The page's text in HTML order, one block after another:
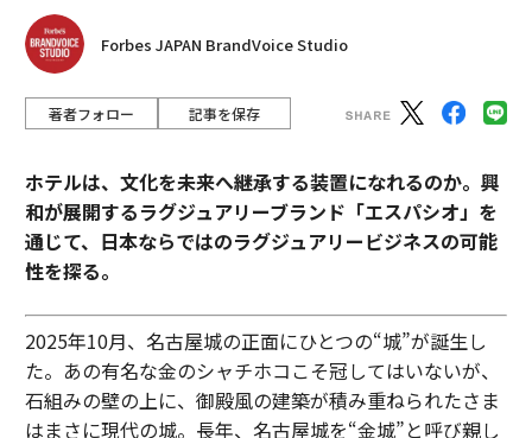
Forbes JAPAN BrandVoice Studio
著者フォロー 記事を保存
ホテルは、文化を未来へ継承する装置になれるのか。興
和が展開するラグジュアリーブランド「エスパシオ」を
通じて、日本ならではのラグジュアリービジネスの可能
性を探る。
2025年10月、名古屋城の正面にひとつの“城”が誕生し
た。あの有名な金のシャチホコこそ冠してはいないが、
石組みの壁の上に、御殿風の建築が積み重ねられたさま
はまさに現代の城。長年、名古屋城を“金城”と呼び親し